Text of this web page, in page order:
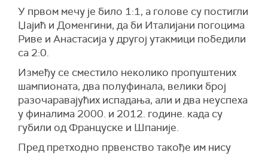
У првом мечу је било 1:1, а голове су постигли
Џајић и Доменгини, да би Италијани погоцима
Риве и Анастасија у другој утакмици победили
са 2:0.
Између се сместило неколико пропуштених
шампионата, два полуфинала, велики број
разочаравајућих испадања, али и два неуспеха
у финалима 2000. и 2012. године. када су
губили од Француске и Шпаније.
Пред претходно првенство такође им нису